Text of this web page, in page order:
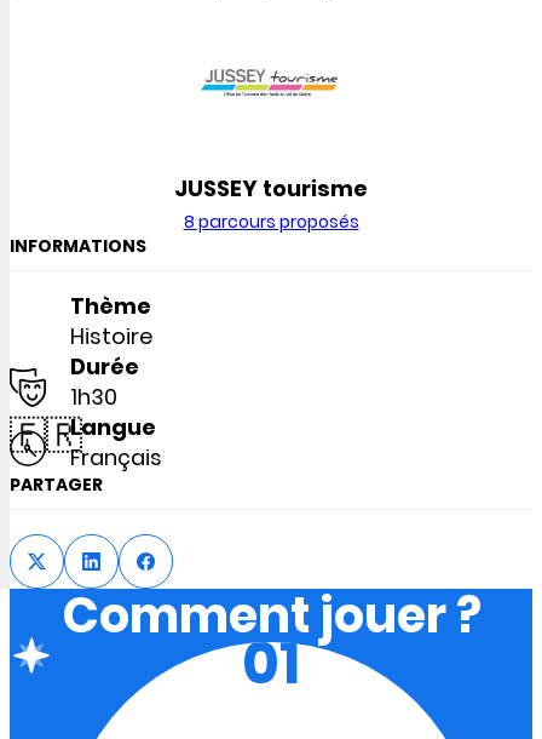
JUSSEY tourisme
8 parcours proposés
INFORMATIONS
Thème
Histoire
Durée
1h30
🇫🇷Langue
Français
PARTAGER
Comment jouer ?
01